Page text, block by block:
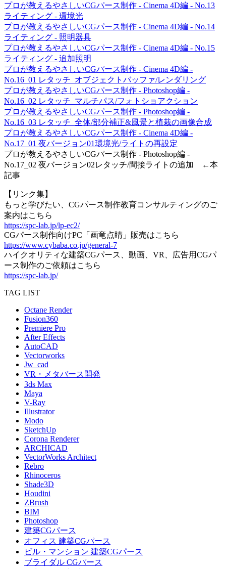
プロが教えるやさしいCGパース制作 - Cinema 4D編 - No.13
ライティング - 環境光
プロが教えるやさしいCGパース制作 - Cinema 4D編 - No.14
ライティング - 照明器具
プロが教えるやさしいCGパース制作 - Cinema 4D編 - No.15
ライティング - 追加照明
プロが教えるやさしいCGパース制作 - Cinema 4D編 -
No.16_01 レタッチ_オブジェクトバッファ/レンダリング
プロが教えるやさしいCGパース制作 - Photoshop編 -
No.16_02 レタッチ_マルチパス/フォトショアクション
プロが教えるやさしいCGパース制作 - Photoshop編 -
No.16_03 レタッチ_全体/部分補正&風景と植栽の画像合成
プロが教えるやさしいCGパース制作 - Cinema 4D編 -
No.17_01 夜バージョン01環境光/ライトの再設定
プロが教えるやさしいCGパース制作 - Photoshop編 -
No.17_02 夜バージョン02レタッチ/間接ライトの追加 ←本
記事
【リンク集】
もっと学びたい、CGパース制作教育コンサルティングのご
案内はこちら
https://spc-lab.jp/lp-ec2/
CGパース制作向けPC「画竜点睛」販売はこちら
https://www.cybaba.co.jp/general-7
ハイクオリティな建築CGパース、動画、VR、広告用CGパ
ース制作のご依頼はこちら
https://spc-lab.jp/
TAG LIST
Octane Render
Fusion360
Premiere Pro
After Effects
AutoCAD
Vectorworks
Jw_cad
VR・メタバース開発
3ds Max
Maya
V-Ray
Illustrator
Modo
SketchUp
Corona Renderer
ARCHICAD
VectorWorks Architect
Rebro
Rhinoceros
Shade3D
Houdini
ZBrush
BIM
Photoshop
建築CGパース
オフィス 建築CGパース
ビル・マンション 建築CGパース
ブライダル CGパース